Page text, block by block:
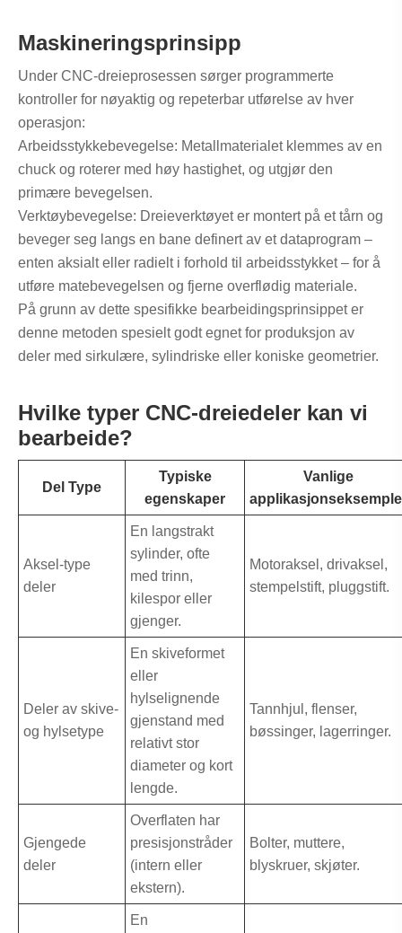
Maskineringsprinsipp
Under CNC-dreieprosessen sørger programmerte
kontroller for nøyaktig og repeterbar utførelse av hver
operasjon:
Arbeidsstykkebevegelse: Metallmaterialet klemmes av en
chuck og roterer med høy hastighet, og utgjør den
primære bevegelsen.
Verktøybevegelse: Dreieverktøyet er montert på et tårn og
beveger seg langs en bane definert av et dataprogram –
enten aksialt eller radielt i forhold til arbeidsstykket – for å
utføre matebevegelsen og fjerne overflødig materiale.
På grunn av dette spesifikke bearbeidingsprinsippet er
denne metoden spesielt godt egnet for produksjon av
deler med sirkulære, sylindriske eller koniske geometrier.
Hvilke typer CNC-dreiedeler kan vi
bearbeide?
Del Type
Typiske
egenskaper
Vanlige
Aksel-type
deler
En langstrakt
sylinder, ofte
med trinn,
kilespor eller
gjenger.
Motoraksel, drivaksel,
stempelstift, pluggstift.
Deler av skive-
og hylsetype
En skiveformet
eller
hylselignende
gjenstand med
relativt stor
diameter og kort
lengde.
Tannhjul, flenser,
bøssinger, lagerringer.
Gjengede
deler
Overflaten har
presisjonstråder
(intern eller
ekstern).
Bolter, muttere,
blyskruer, skjøter.
En